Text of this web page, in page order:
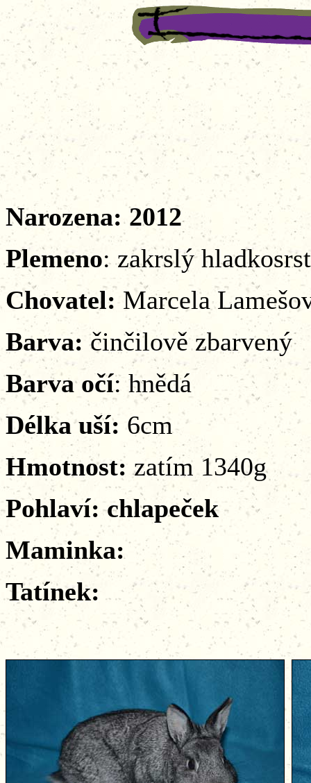
Narozena: 2012
Plemeno: zakrslý
Chovatel: Marcela
Barva: činčilově zbarvený
Barva očí: hnědá
Délka uší: 6cm
Hmotnost: zatím 1340g
Pohlaví: chlapeček
Maminka:
Tatínek: